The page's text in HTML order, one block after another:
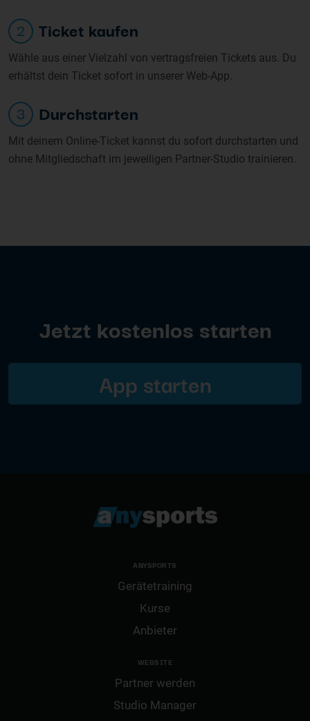
2 Ticket kaufen
Wähle aus einer Vielzahl von vertragsfreien Tickets aus. Du
erhältst dein Ticket sofort in unserer Web-App.
3 Durchstarten
Mit deinem Online-Ticket kannst du sofort durchstarten und
ohne Mitgliedschaft im jeweiligen Partner-Studio trainieren.
Jetzt kostenlos starten
App starten
ANYSPORTS
Gerätetraining
Kurse
Anbieter
WEBSITE
Partner werden
Studio Manager